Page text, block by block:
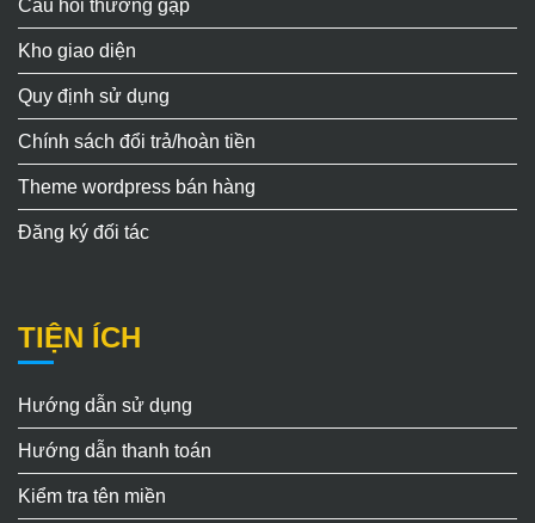
Câu hỏi thường gặp
Kho giao diện
Quy định sử dụng
Chính sách đổi trả/hoàn tiền
Theme wordpress bán hàng
Đăng ký đối tác
TIỆN ÍCH
Hướng dẫn sử dụng
Hướng dẫn thanh toán
Kiểm tra tên miền